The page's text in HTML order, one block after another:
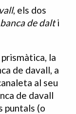
, els dos
banca de dalti
la
de davall, a
al seu
de davall
puntals (o